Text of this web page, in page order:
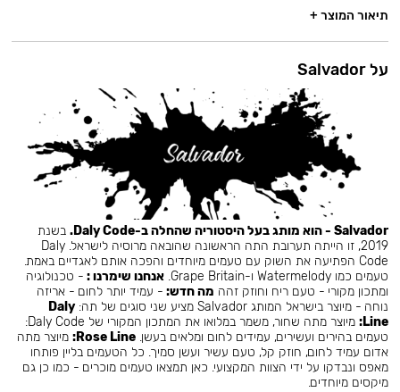
תיאור המוצר +
על Salvador
Salvador - הוא מותג בעל היסטוריה שהחלה ב-Daly Code.
בשנת
2019, זו הייתה תערובת התה הראשונה שהובאה מרוסיה לישראל. Daly
Code הפתיעה את השוק עם טעמים מיוחדים והפכה אותם לאגדיים באמת.
טעמים כמו Watermelody ו-Grape Britain.
אנחנו שימרנו : - טכנולוגיה
ומתכון מקורי - טעם ריח וחוזק זהה מה חדש: - עמיד יותר לחום - אריזה
נוחה - מיוצר בישראל המותג Salvador מציע שני סוגים של תה:
Daly
Line:
מיוצר מתה שחור, משמר במלואו את המתכון המקורי של Daly Code:
טעמים בהירים ועשירים, עמידים לחום ומלאים בעשן.Rose Line: מיוצר מתה
אדום עמיד לחום, חוזק קל, טעם עשיר ועשן סמיך. כל הטעמים בליין פותחו
מאפס ונבדקו על ידי הצוות המקצועי. כאן תמצאו טעמים מוכרים - כמו כן גם
מיקסים מיוחדים.